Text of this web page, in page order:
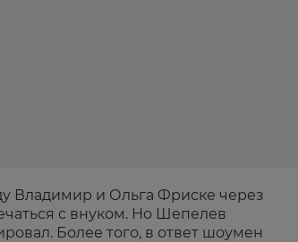
Владимир и Ольга Фриске через
с внуком. Но Шепелев
Более того, в ответ шоумен